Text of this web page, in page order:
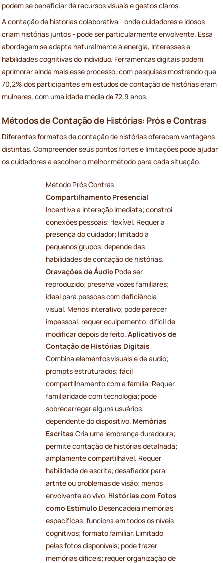
podem se beneficiar de recursos visuais e gestos claros.
A contação de histórias colaborativa - onde cuidadores e idosos
criam histórias juntos - pode ser particularmente envolvente. Essa
abordagem se adapta naturalmente à energia, interesses e
habilidades cognitivas do indivíduo. Ferramentas digitais podem
aprimorar ainda mais esse processo, com pesquisas mostrando que
70,2% dos participantes em estudos de contação de histórias eram
mulheres, com uma idade média de 72,9 anos.
Métodos de Contação de Histórias: Prós e Contras
Diferentes formatos de contação de histórias oferecem vantagens
distintas. Compreender seus pontos fortes e limitações pode ajudar
os cuidadores a escolher o melhor método para cada situação.
Método Prós Contras
Compartilhamento Presencial
Incentiva a interação imediata; constrói
conexões pessoais; flexível. Requer a
presença do cuidador; limitado a
pequenos grupos; depende das
habilidades de contação de histórias.
Gravações de Áudio Pode ser
reproduzido; preserva vozes familiares;
ideal para pessoas com deficiência
visual. Menos interativo; pode parecer
impessoal; requer equipamento; difícil de
modificar depois de feito. Aplicativos de
Contação de Histórias Digitais
Combina elementos visuais e de áudio;
prompts estruturados; fácil
compartilhamento com a família. Requer
familiaridade com tecnologia; pode
sobrecarregar alguns usuários;
dependente do dispositivo. Memórias
Escritas Cria uma lembrança duradoura;
permite contação de histórias detalhada;
amplamente compartilhável. Requer
habilidade de escrita; desafiador para
artrite ou problemas de visão; menos
envolvente ao vivo. Histórias com Fotos
como Estímulo Desencadeia memórias
específicas; funciona em todos os níveis
cognitivos; formato familiar. Limitado
pelas fotos disponíveis; pode trazer
memórias difíceis; requer organização de